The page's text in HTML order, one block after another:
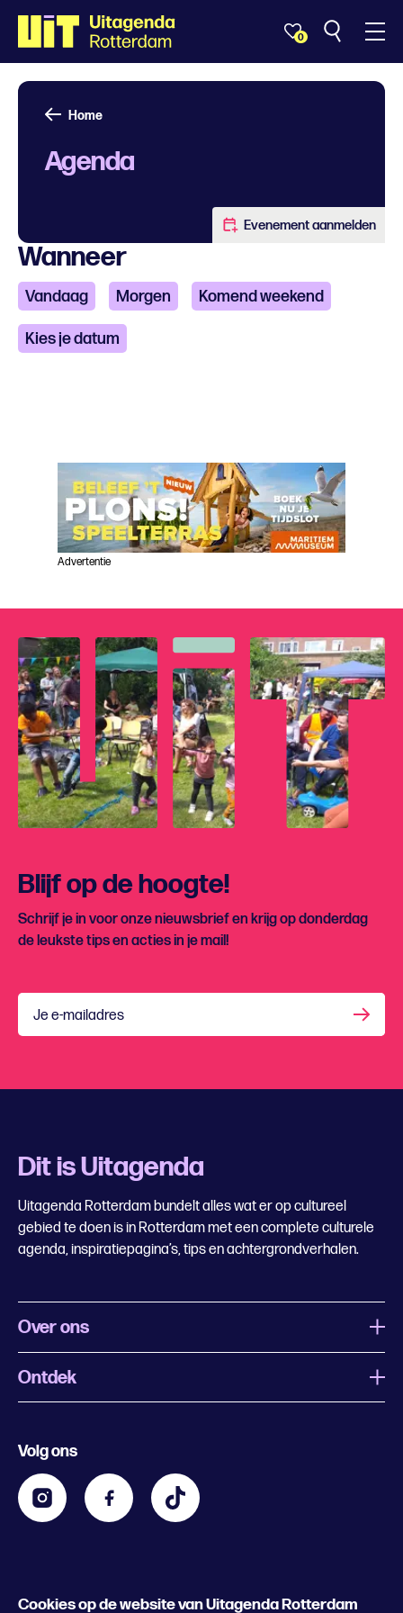
Cookies op de website van Uitagenda Rotterdam
0
Home
Agenda
Evenement aanmelden
Wanneer
Vandaag Morgen Komend weekend
Kies je datum
Advertentie
Blijf op de hoogte!
Schrijf je in voor onze nieuwsbrief en krijg op donderdag
de leukste tips en acties in je mail!
Je e-mailadres
Dit is Uitagenda
Uitagenda Rotterdam bundelt alles wat er op cultureel
gebied te doen is in Rotterdam met een complete culturele
agenda, inspiratiepagina’s, tips en achtergrondverhalen.
Over ons
Wat is Uitagenda Rotterdam
Contact
Zakelijk
Ontdek
Kids
Volg ons